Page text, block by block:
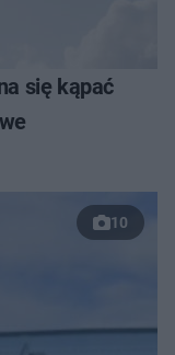
się kąpać
10